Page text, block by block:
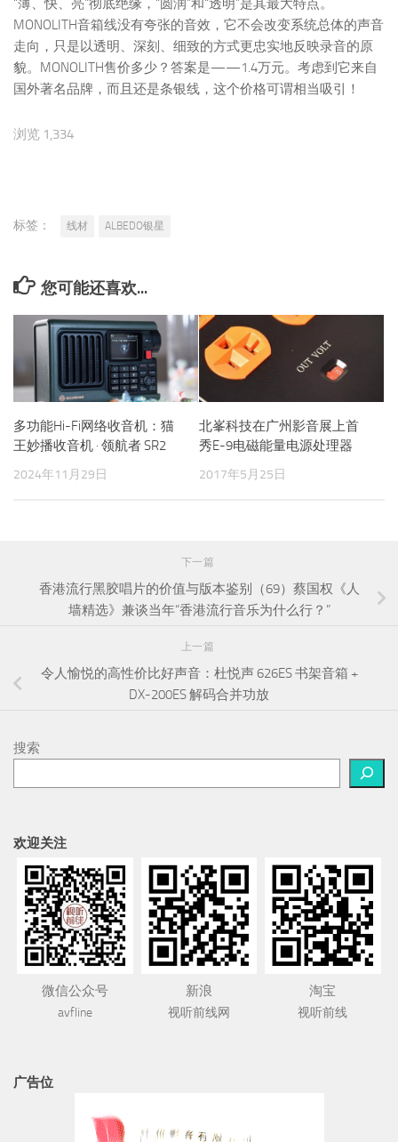
“薄、快、亮”彻底绝缘，“圆润”和“透明”是其最大特点。
MONOLITH音箱线没有夸张的音效，它不会改变系统总体的声音
走向，只是以透明、深刻、细致的方式更忠实地反映录音的原
貌。MONOLITH售价多少？答案是——1.4万元。考虑到它来自
国外著名品牌，而且还是条银线，这个价格可谓相当吸引！
浏览 1,334
标签： 线材 ALBEDO银星
您可能还喜欢...
多功能Hi-Fi网络收音机：猫
王妙播收音机 · 领航者 SR2
2024年11月29日
北峯科技在广州影音展上首
秀E-9电磁能量电源处理器
2017年5月25日
下一篇
香港流行黑胶唱片的价值与版本鉴别（69）蔡国权《人
墙精选》兼谈当年“香港流行音乐为什么行？”
上一篇
令人愉悦的高性价比好声音：杜悦声 626ES 书架音箱 +
DX-200ES 解码合并功放
搜索
欢迎关注
微信公众号
avfline
新浪
视听前线网
淘宝
视听前线
广告位